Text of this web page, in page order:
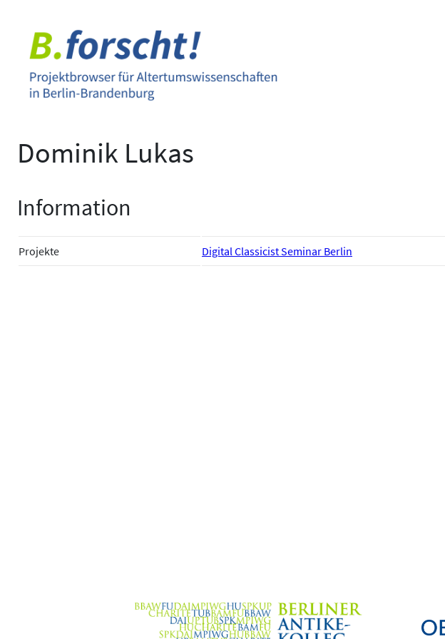
springen
Dominik Lukas
Information
Projekte Digital Classicist Seminar Berlin